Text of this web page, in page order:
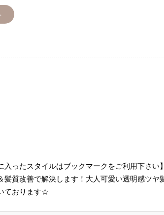
ったスタイルはブックマークをご利用下さい
質改善で解決します！大人可愛い透明感ツヤ
ております☆